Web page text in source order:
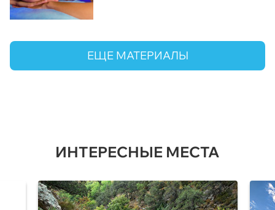
ЕЩЕ МАТЕРИАЛЫ
ИНТЕРЕСНЫЕ МЕСТА